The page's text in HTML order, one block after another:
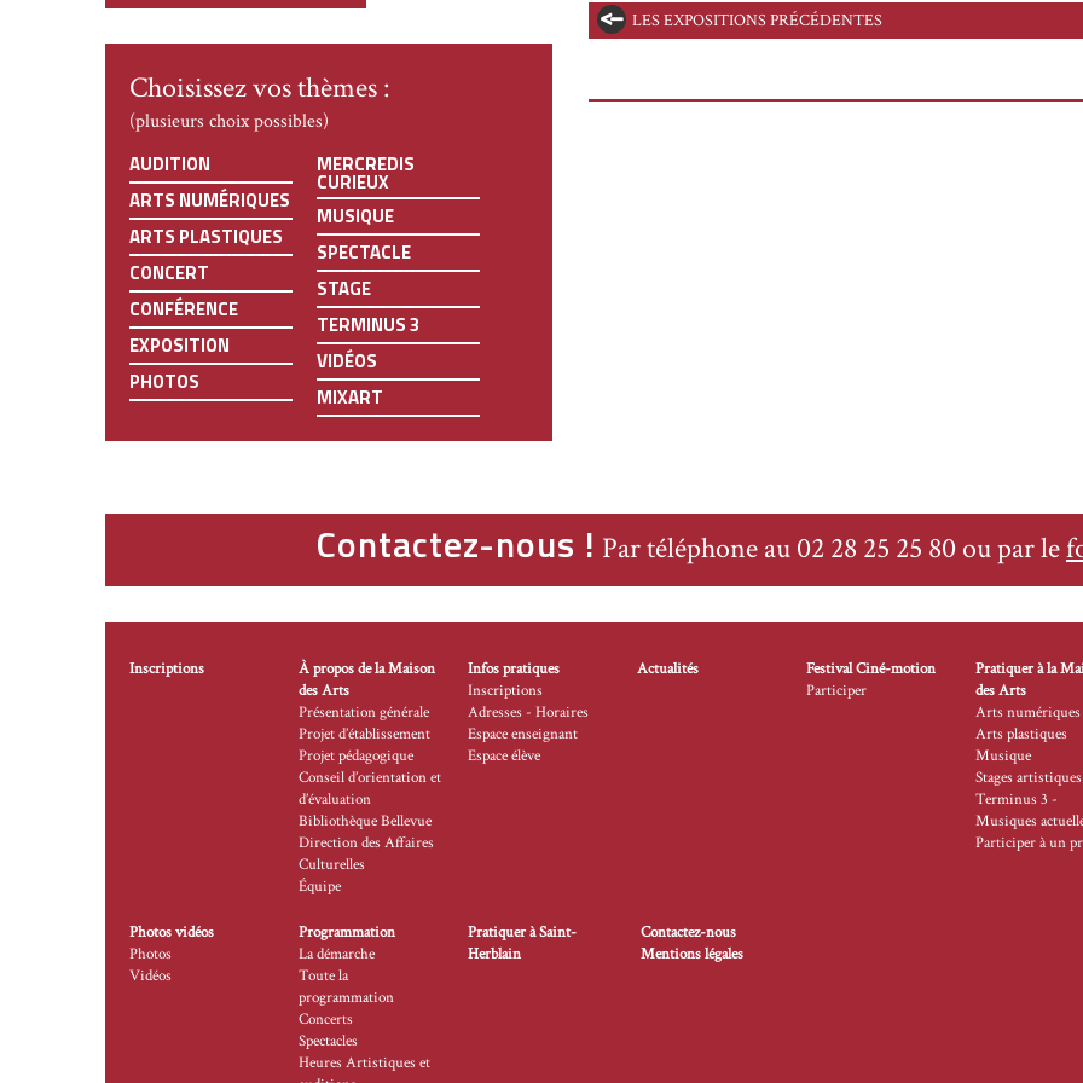
Choisissez vos thèmes :
(plusieurs choix possibles)
AUDITION
ARTS NUMÉRIQUES
ARTS PLASTIQUES
CONCERT
CONFÉRENCE
EXPOSITION
PHOTOS
MERCREDIS
CURIEUX
MUSIQUE
SPECTACLE
STAGE
TERMINUS 3
VIDÉOS
MIXART
LES EXPOSITIONS PRÉCÉDENTES
Contactez-nous ! Par téléphone au 02 28 25 25 80 ou par le
Inscriptions
À propos de la Maison
des Arts
Présentation générale
Projet d’établissement
Projet pédagogique
Conseil d’orientation et
d’évaluation
Bibliothèque Bellevue
Direction des Affaires
Culturelles
Équipe
Infos pratiques
Inscriptions
Adresses - Horaires
Espace enseignant
Espace élève
Actualités
Festival Ciné-motion
Participer
Pratiquer à la
des Arts
Arts numériques
Arts plastiques
Musique
Stages artistiques
Terminus 3 -
Musiques
Participer à un
Photos vidéos
Photos
Vidéos
Programmation
La démarche
Toute la
programmation
Concerts
Spectacles
Heures Artistiques et
Pratiquer à Saint-
Herblain
Contactez-nous
Mentions légales